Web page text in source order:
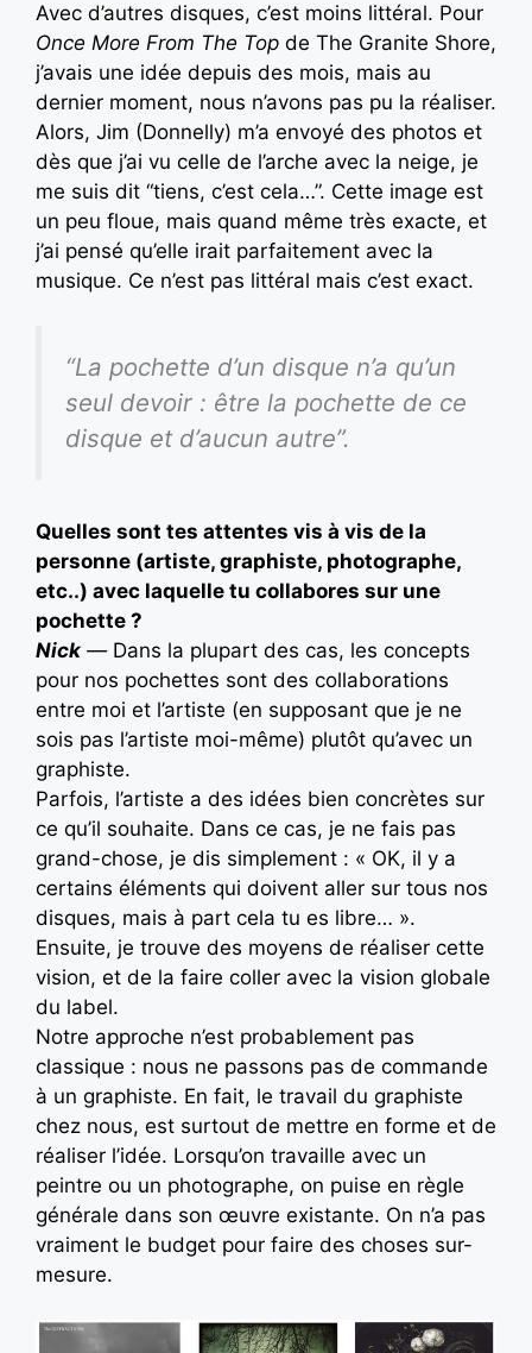
Avec d’autres disques, c’est moins littéral. Pour
Once More From The Top de The Granite Shore,
j’avais une idée depuis des mois, mais au
dernier moment, nous n’avons pas pu la réaliser.
Alors, Jim (Donnelly) m’a envoyé des photos et
dès que j’ai vu celle de l’arche avec la neige, je
me suis dit “tiens, c’est cela…”. Cette image est
un peu floue, mais quand même très exacte, et
j’ai pensé qu’elle irait parfaitement avec la
musique. Ce n’est pas littéral mais c’est exact.
“La pochette d’un disque n’a qu’un
seul devoir : être la pochette de ce
disque et d’aucun autre”.
Quelles sont tes attentes vis à vis de la
personne (artiste, graphiste, photographe,
etc..) avec laquelle tu collabores sur une
pochette ?
Nick —Dans la plupart des cas, les concepts
pour nos pochettes sont des collaborations
entre moi et l’artiste (en supposant que je ne
sois pas l’artiste moi-même) plutôt qu’avec un
graphiste.
Parfois, l’artiste a des idées bien concrètes sur
ce qu’il souhaite. Dans ce cas, je ne fais pas
grand-chose, je dis simplement : « OK, il y a
certains éléments qui doivent aller sur tous nos
disques, mais à part cela tu es libre… ».
Ensuite, je trouve des moyens de réaliser cette
vision, et de la faire coller avec la vision globale
du label.
Notre approche n’est probablement pas
classique : nous ne passons pas de commande
à un graphiste. En fait, le travail du graphiste
chez nous, est surtout de mettre en forme et de
réaliser l’idée. Lorsqu’on travaille avec un
peintre ou un photographe, on puise en règle
générale dans son œuvre existante. On n’a pas
vraiment le budget pour faire des choses sur-
mesure.